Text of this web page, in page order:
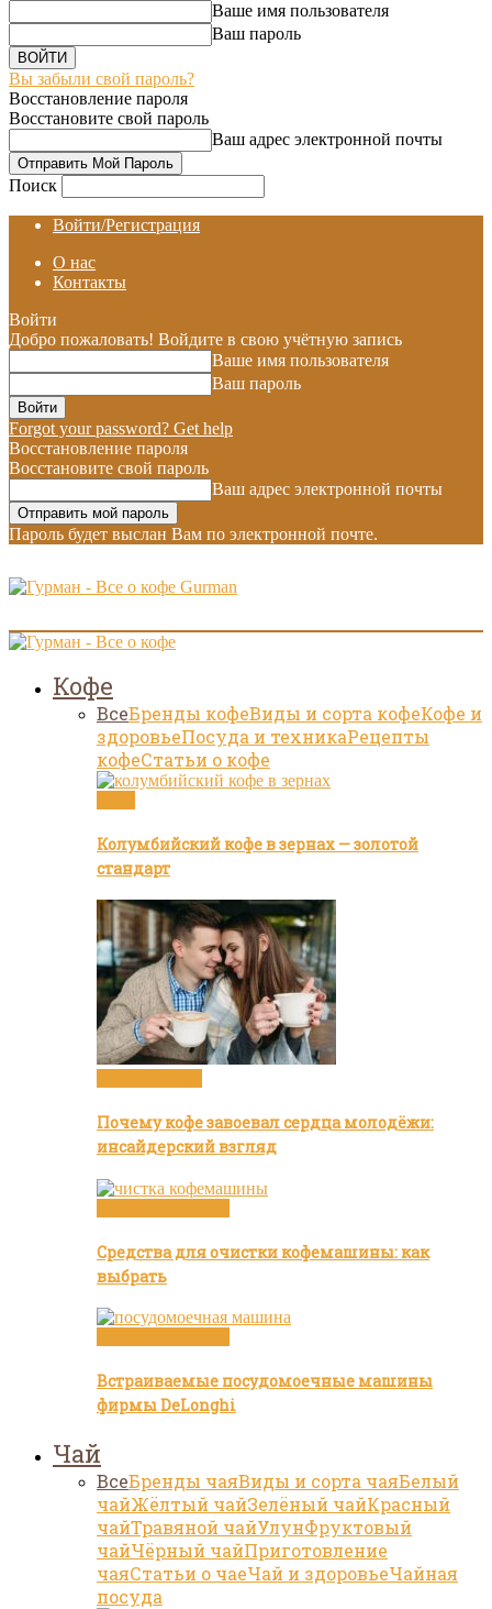
Ваше имя пользователя
Ваш пароль
Вы забыли свой пароль?
Восстановление пароля
Восстановите свой пароль
Ваш адрес электронной почты
Поиск
Войти/Регистрация
О нас
Контакты
Войти
Добро пожаловать! Войдите в свою учётную запись
Ваше имя пользователя
Ваш пароль
Forgot your password? Get help
Восстановление пароля
Восстановите свой пароль
Ваш адрес электронной почты
Пароль будет выслан Вам по электронной почте.
Gurman
Кофе
ВсеБренды кофеВиды и сорта кофеКофе и
здоровьеПосуда и техникаРецепты
кофеСтатьи о кофе
Колумбийский кофе в зернах — золотой
стандарт
Почему кофе завоевал сердца молодёжи:
инсайдерский взгляд
Средства для очистки кофемашины: как
выбрать
Встраиваемые посудомоечные машины
фирмы DeLonghi
Чай
ВсеБренды чаяВиды и сорта чаяБелый
чайЖёлтый чайЗелёный чайКрасный
чайТравяной чайУлунФруктовый
чайЧёрный чайПриготовление
чаяСтатьи о чаеЧай и здоровьеЧайная
посуда